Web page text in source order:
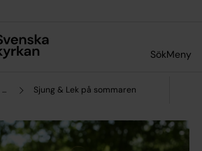
SökMeny
... Sjung & Lek på sommaren